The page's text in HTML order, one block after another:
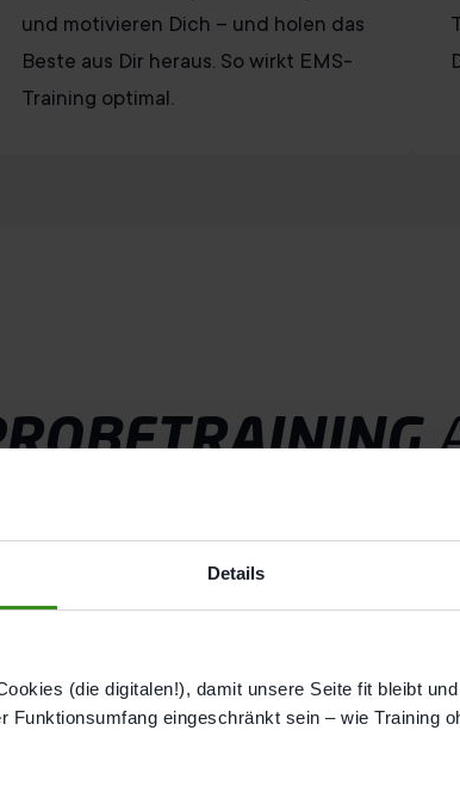
Details
(die digitalen!), damit unsere Seite fit bleibt
Funktionsumfang eingeschränkt sein – wie Training
und motivieren Dich – und holen das
Beste aus Dir heraus. So wirkt EMS-
Training optimal.